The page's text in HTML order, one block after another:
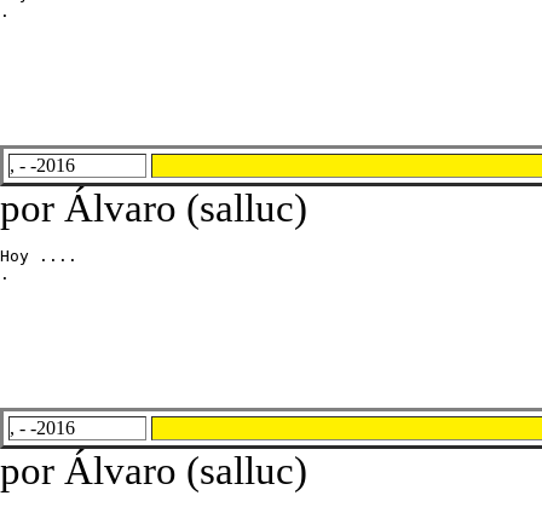
.
, - -2016
por Álvaro (salluc)
Hoy ....
.
, - -2016
por Álvaro (salluc)